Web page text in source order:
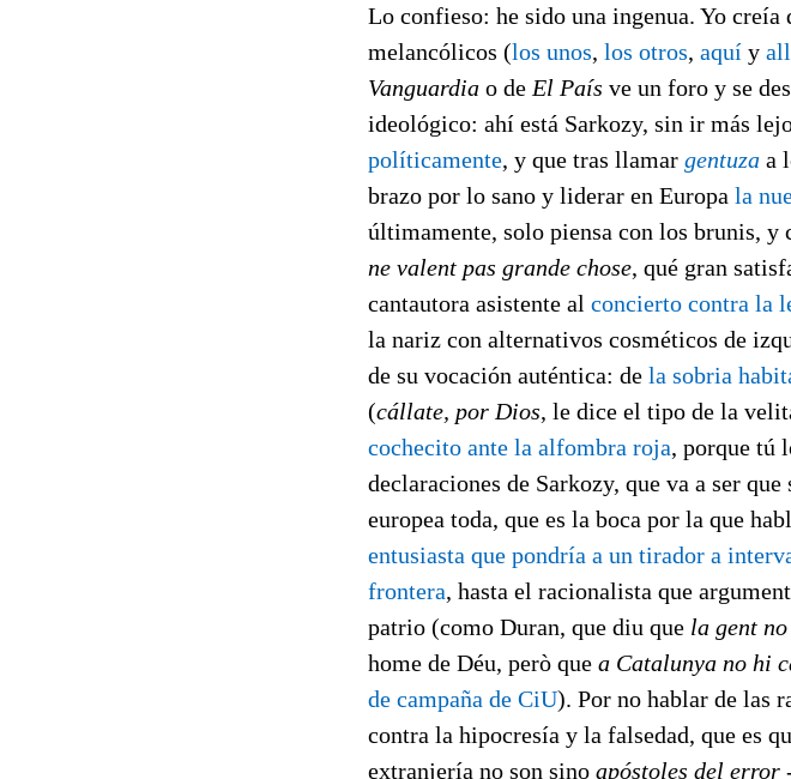
Lo confieso: he sido una ingenua. Yo
melancólicos (los unos, los otros, aquí y
Vanguardia o de El País ve un foro y se
ideológico: ahí está Sarkozy, sin ir más
políticamente, y que tras llamar gentuza a
brazo por lo sano y liderar en Europa la
últimamente, solo piensa con los brunis, y
ne valent pas grande chose, qué gran
cantautora asistente al concierto contra la
la nariz con alternativos cosméticos de
de su vocación auténtica: de la sobria
(cállate, por Dios, le dice el tipo de la
cochecito ante la alfombra roja, porque tú
declaraciones de Sarkozy, que va a ser
europea toda, que es la boca por la que
entusiasta que pondría a un tirador a
frontera, hasta el racionalista que
patrio (como Duran, que diu que la gent
home de Déu, però que a Catalunya no hi
de campaña de CiU). Por no hablar de las
contra la hipocresía y la falsedad, que es
extranjería no son sino apóstoles del error